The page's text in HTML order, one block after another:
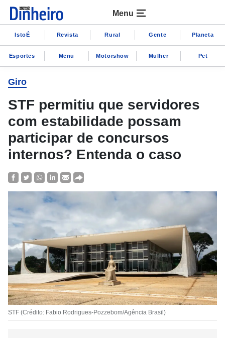
Menu
IstoÉ Revista Rural Gente Planeta
Esportes Menu Motorshow Mulher Pet
Giro
STF permitiu que servidores
com estabilidade possam
participar de concursos
internos? Entenda o caso
STF (Crédito: Fabio Rodrigues-Pozzebom/Agência Brasil)